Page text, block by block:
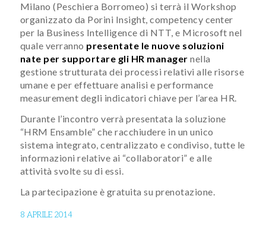
Milano (Peschiera Borromeo) si terrà il Workshop
organizzato da Porini Insight, competency center
per la Business Intelligence di NTT, e Microsoft nel
quale verranno presentate le nuove soluzioni
nate per supportare gli HR manager nella
gestione strutturata dei processi relativi alle risorse
umane e per effettuare analisi e performance
measurement degli indicatori chiave per l’area HR.
Durante l’incontro verrà presentata la soluzione
“HRM Ensamble” che racchiudere in un unico
sistema integrato, centralizzato e condiviso, tutte le
informazioni relative ai “collaboratori” e alle
attività svolte su di essi.
La partecipazione è gratuita su prenotazione.
8 APRILE 2014